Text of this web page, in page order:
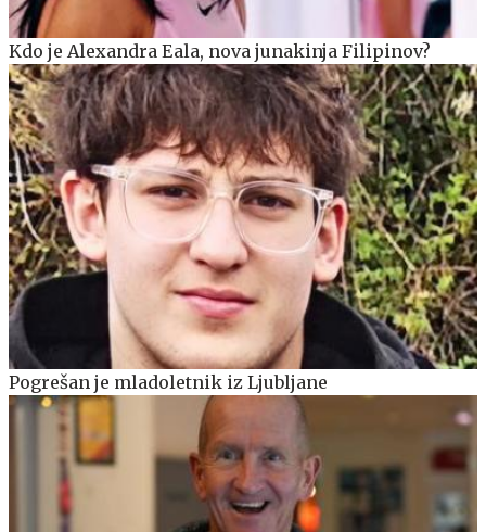
Kdo je Alexandra Eala, nova junakinja Filipinov?
Pogrešan je mladoletnik iz Ljubljane